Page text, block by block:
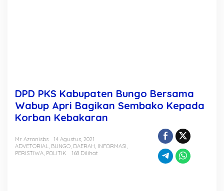
a
b
u
p
r
DPD PKS Kabupaten Bungo Bersama
Wabup Apri Bagikan Sembako Kepada
Korban Kebakaran
Mr Azronisbs
14 Agustus, 2021
ADVETORIAL, BUNGO, DAERAH, INFORMASI,
PERISTIWA, POLITIK 168 Dilihat